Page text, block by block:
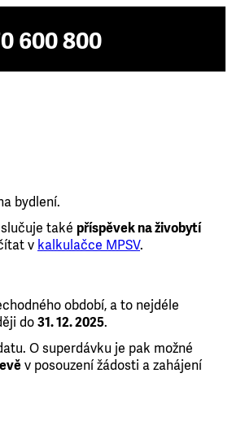
600 800
bydlení.
také příspěvek na živobytí
v kalkulačce MPSV.
období, a to nejdéle
do31. 12. 2025.
O superdávku je pak možné
v posouzení žádosti a zahájení